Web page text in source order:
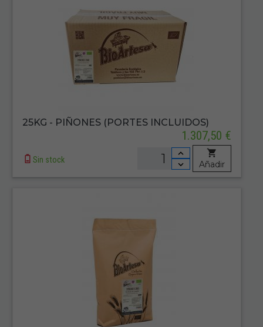
25KG - PIÑONES (PORTES INCLUIDOS)
1.307,50 €
Sin stock Añadir